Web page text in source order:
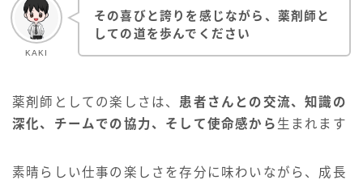
KAKI
その喜びと誇りを感じながら、薬剤師と
しての道を歩んでください
薬剤師としての楽しさは、 患者さんとの交流、知識の
深化、チームでの協力、そして使命感から 生まれます
素晴らしい仕事の楽しさを存分に味わいながら、成長